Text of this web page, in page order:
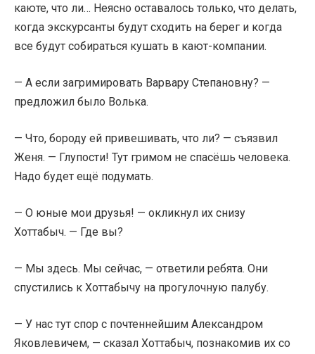
каюте, что ли… Неясно оставалось только, что делать,
когда экскурсанты будут сходить на берег и когда
все будут собираться кушать в кают-компании.
— А если загримировать Варвару Степановну? —
предложил было Волька.
— Что, бороду ей привешивать, что ли? — съязвил
Женя. — Глупости! Тут гримом не спасёшь человека.
Надо будет ещё подумать.
— О юные мои друзья! — окликнул их снизу
Хоттабыч. — Где вы?
— Мы здесь. Мы сейчас, — ответили ребята. Они
спустились к Хоттабычу на прогулочную палубу.
— У нас тут спор с почтеннейшим Александром
Яковлевичем, — сказал Хоттабыч, познакомив их со